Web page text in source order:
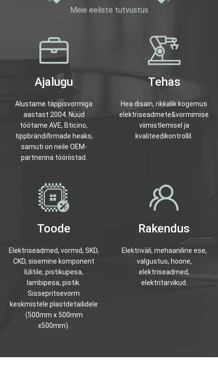
Meie eeliste tutvustus
Ajalugu
Alustame täppisvormiga
aastast 2004. Nüüd
töötame AVE, Bticino,
tippbrändifirmade heaks,
samuti on neile OEM-
partnerina tööriistad.
Tehas
Hea disain, rikkalik kogemus
elektriseadmete&vormimise
viimistlemisel ja
kvaliteedikontrollil.
Toode
Elektriseadmed, vormid, SKD,
CKD, sisemine komponent
lülitile, pistikupesa,
lambipesa, pistik.
Sissepritsevorm
keskmistele plastdetailidele
(500mm x 500mm
x500mm).
Rakendus
Elektriväli, mehaaniline ese,
valgustus, hoone,
elektriseadmed,
elektritarvikud.